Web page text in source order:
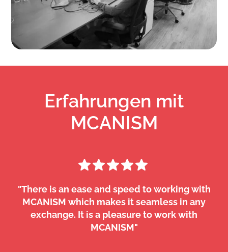
Erfahrungen mit
MCANISM
"There is an ease and speed to working with
MCANISM which makes it seamless in any
exchange. It is a pleasure to work with
MCANISM"